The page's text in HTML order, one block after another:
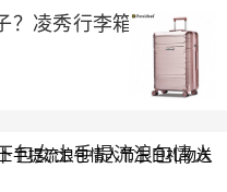
凌秀行李箱是什么档
包女士手提流浪包情人